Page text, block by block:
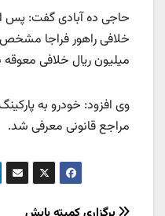
حاجی ده آبادی گفت: پس
میلیون ریال خلافی
وی افزود: خودرو به
مراجع قانونی معرفی شد.